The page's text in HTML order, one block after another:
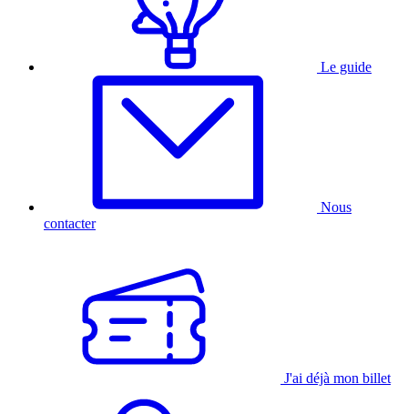
Le guide
Nous
contacter
J'ai déjà mon billet